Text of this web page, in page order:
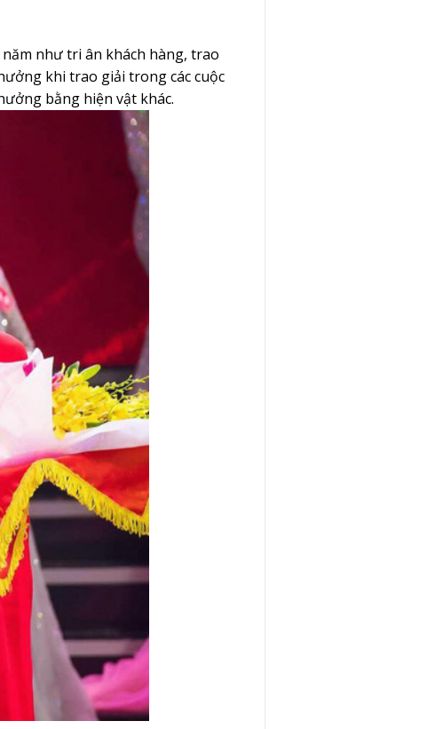
như tri ân khách hàng, trao
khi trao giải trong các cuộc
bằng hiện vật khác.